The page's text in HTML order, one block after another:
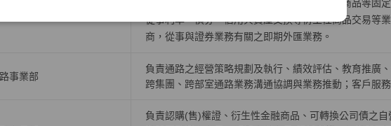
規劃債券、受益證券、資產基礎證券及結構型商品等固
從事利率、債券、信用與資產交換等衍生性商品交易等
商，從事與證券業務有關之即期外匯業務。
事業部
負責通路之經營策略規劃及執行、績效評估、教育推廣
跨集團、跨部室通路業務溝通協調與業務推動；客戶服
負責認購(售)權證、衍生性金融商品、可轉換公司債之